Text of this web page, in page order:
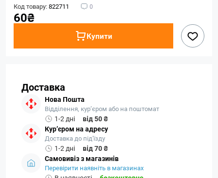
Код товару:822711 0
60₴
Купити
Доставка
Нова Пошта
Відділення, кур’єром або на поштомат
1-2 дні
від 50 ₴
Кур’єром на адресу
Доставка до під'їзду
1-2 дні
від 70 ₴
Самовивіз з магазинів
Перевірити наявніть в магазинах